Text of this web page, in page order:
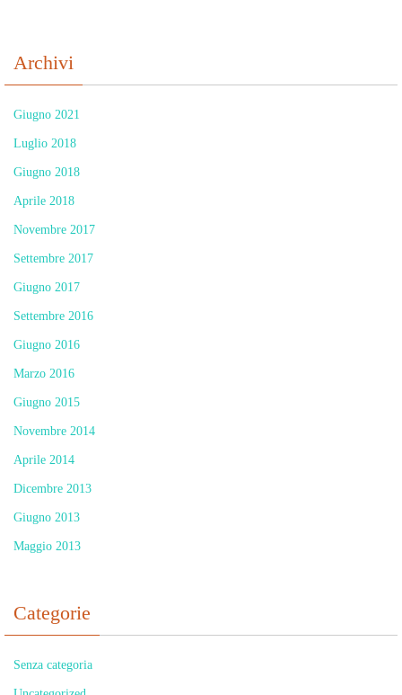
Archivi
Giugno 2021
Luglio 2018
Giugno 2018
Aprile 2018
Novembre 2017
Settembre 2017
Giugno 2017
Settembre 2016
Giugno 2016
Marzo 2016
Giugno 2015
Novembre 2014
Aprile 2014
Dicembre 2013
Giugno 2013
Maggio 2013
Categorie
Senza categoria